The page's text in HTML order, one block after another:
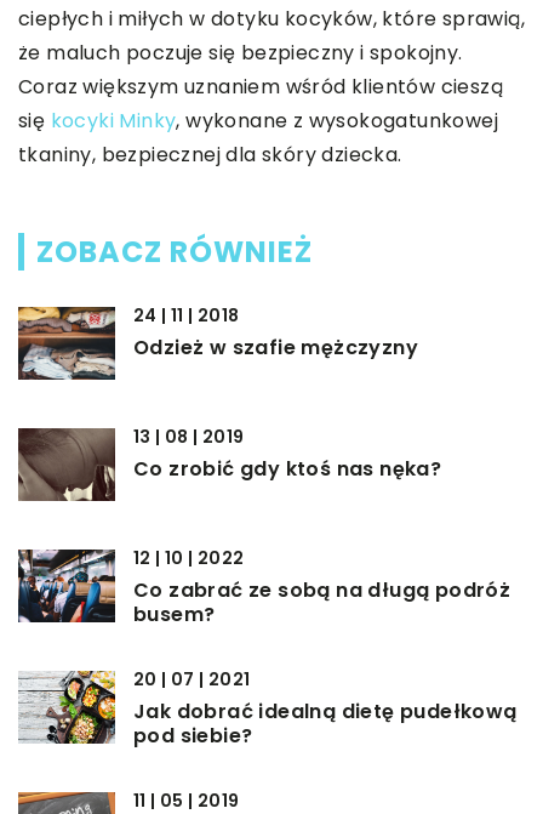
ciepłych i miłych w dotyku kocyków, które sprawią,
że maluch poczuje się bezpieczny i spokojny.
Coraz większym uznaniem wśród klientów cieszą
się kocyki Minky, wykonane z wysokogatunkowej
tkaniny, bezpiecznej dla skóry dziecka.
ZOBACZ RÓWNIEŻ
24 | 11 | 2018
Odzież w szafie mężczyzny
13 | 08 | 2019
Co zrobić gdy ktoś nas nęka?
12 | 10 | 2022
Co zabrać ze sobą na długą podróż
busem?
20 | 07 | 2021
Jak dobrać idealną dietę pudełkową
pod siebie?
11 | 05 | 2019